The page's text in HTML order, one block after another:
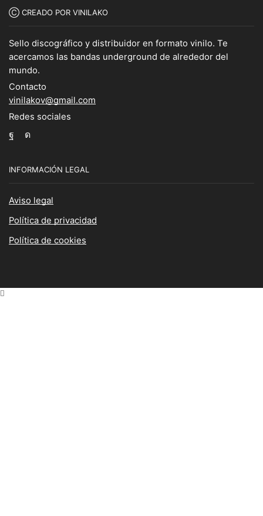
Ⓒ CREADO POR VINILAKO
Sello discográfico y distribuidor en formato vinilo. Te
acercamos las bandas underground de alrededor del
mundo.
Contacto
vinilakov@gmail.com
Redes sociales
Facebook
Instagram
INFORMACIÓN LEGAL
Aviso legal
Política de privacidad
Política de cookies